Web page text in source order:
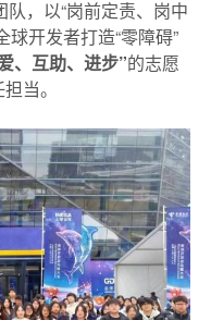
队，以“岗前定责、岗中
球开发者打造“零障碍”
、互助、进步”的志愿
当。